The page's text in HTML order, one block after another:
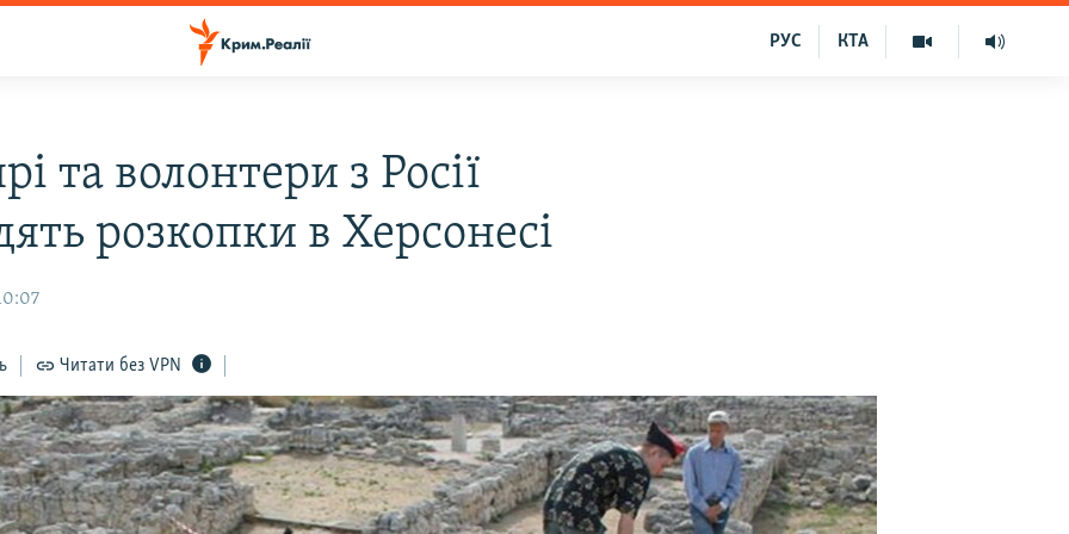
КТА
РУС
та волонтери з Росії
розкопки в Херсонесі
Читати без VPN